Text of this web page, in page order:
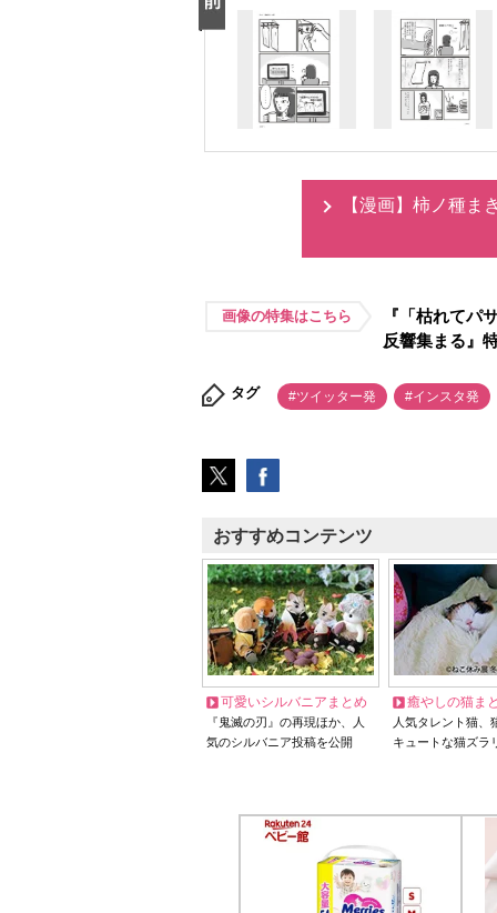
【漫画】柿ノ種ま
画像の特集はこちら
『「枯れてパ
反響集まる』
タグ #ツイッター発 #インスタ発
おすすめコンテンツ
可愛いシルバニアまとめ
『鬼滅の刃』の再現ほか、人
気のシルバニア投稿を公開
癒やしの猫ま
人気タレント猫
キュートな猫ズラ